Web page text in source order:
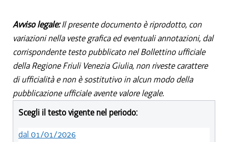
Avviso legale:Il presente documento è riprodotto, con
variazioni nella veste grafica ed eventuali annotazioni, dal
corrispondente testo pubblicato nel Bollettino ufficiale
della Regione Friuli Venezia Giulia, non riveste carattere
di ufficialità e non è sostitutivo in alcun modo della
pubblicazione ufficiale avente valore legale.
Scegli il testo vigente nel periodo:
dal 01/01/2026